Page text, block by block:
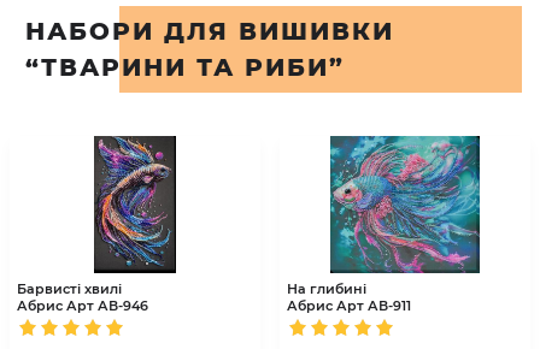
НАБОРИ ДЛЯ ВИШИВКИ
“ТВАРИНИ ТА РИБИ”
Барвисті хвилі
Абрис Арт АВ-946
На глибині
Абрис Арт АВ-911